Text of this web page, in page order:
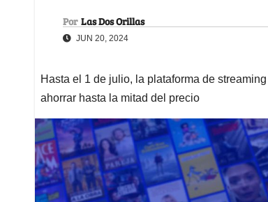
Por Las Dos Orillas
JUN 20, 2024
Hasta el 1 de julio, la plataforma de
ahorrar hasta la mitad del precio